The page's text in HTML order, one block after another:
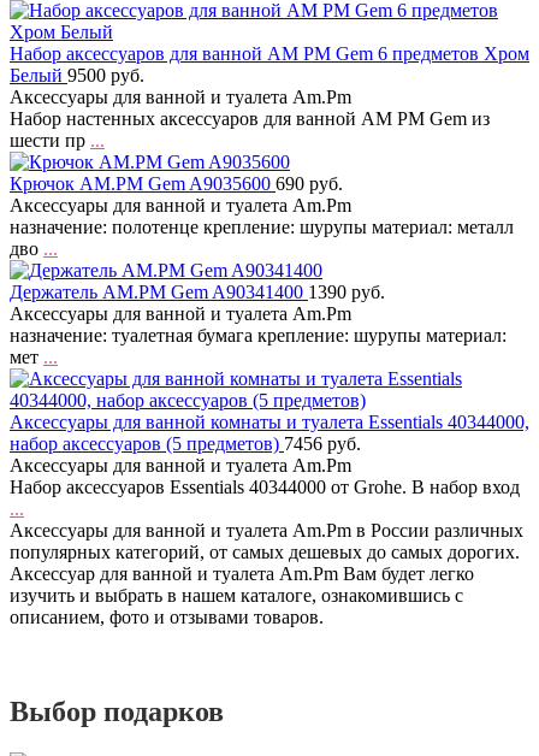
Набор аксессуаров для ванной AM PM Gem 6 предметов Хром
Белый 9500 руб.
Аксессуары для ванной и туалета Am.Pm
Набор настенных аксессуаров для ванной AM PM Gem из
шести пр ...
Крючок AM.PM Gem A9035600 690 руб.
Аксессуары для ванной и туалета Am.Pm
назначение: полотенце крепление: шурупы материал: металл
дво ...
Держатель AM.PM Gem A90341400 1390 руб.
Аксессуары для ванной и туалета Am.Pm
назначение: туалетная бумага крепление: шурупы материал:
мет ...
Аксессуары для ванной комнаты и туалета Essentials 40344000,
набор аксессуаров (5 предметов) 7456 руб.
Аксессуары для ванной и туалета Am.Pm
Набор аксессуаров Essentials 40344000 от Grohe. В набор вход
...
Аксессуары для ванной и туалета Am.Pm в России различных
популярных категорий, от самых дешевых до самых дорогих.
Аксессуар для ванной и туалета Am.Pm Вам будет легко
изучить и выбрать в нашем каталоге, ознакомившись с
описанием, фото и отзывами товаров.
Выбор подарков